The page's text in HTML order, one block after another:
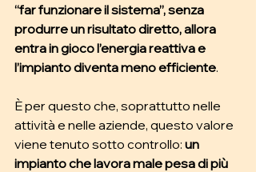
“far funzionare il sistema”, senza
produrre un risultato diretto, allora
entra in gioco l’energia reattiva e
l’impianto diventa meno efficiente.
È per questo che, soprattutto nelle
attività e nelle aziende, questo valore
viene tenuto sotto controllo: un
impianto che lavora male pesa di più